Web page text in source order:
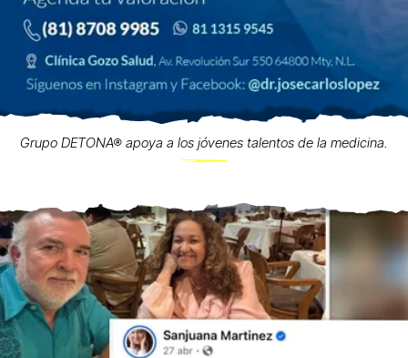
Grupo DETONA® apoya a los jóvenes talentos de la medicina.